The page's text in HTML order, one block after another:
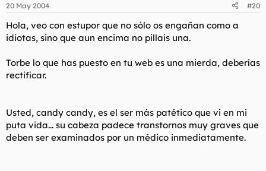
20 May 2004 #20
Hola, veo con estupor que no sólo os engañan como a
idiotas, sino que aun encima no pillais una.
Torbe lo que has puesto en tu web es una mierda, deberías
rectificar.
Usted, candy candy, es el ser más patético que vi en mi
puta vida... su cabeza padece transtornos muy graves que
deben ser examinados por un médico inmediatamente.